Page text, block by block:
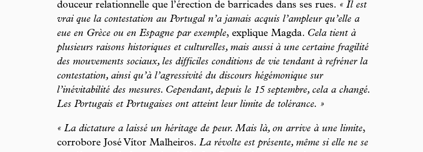
douceur relationnelle que l’érection de barricades dans ses rues. « Il est
vrai que la contestation au Portugal n’a jamais acquis l’ampleur qu’elle a
eue en Grèce ou en Espagne par exemple, explique Magda. Cela tient à
plusieurs raisons historiques et culturelles, mais aussi à une certaine fragilité
des mouvements sociaux, les difficiles conditions de vie tendant à refréner la
contestation, ainsi qu’à l’agressivité du discours hégémonique sur
l’inévitabilité des mesures. Cependant, depuis le 15 septembre, cela a changé.
Les Portugais et Portugaises ont atteint leur limite de tolérance. »
« La dictature a laissé un héritage de peur. Mais là, on arrive à une limite,
corrobore José Vítor Malheiros. La révolte est présente, même si elle ne se